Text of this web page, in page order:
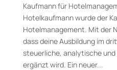
Kaufmann für
Hotelkaufmann wurde der
Hotelmanagement. Mit der
dass deine Ausbildung im
steuerliche, analytische
ergänzt wird. Ein neuer...